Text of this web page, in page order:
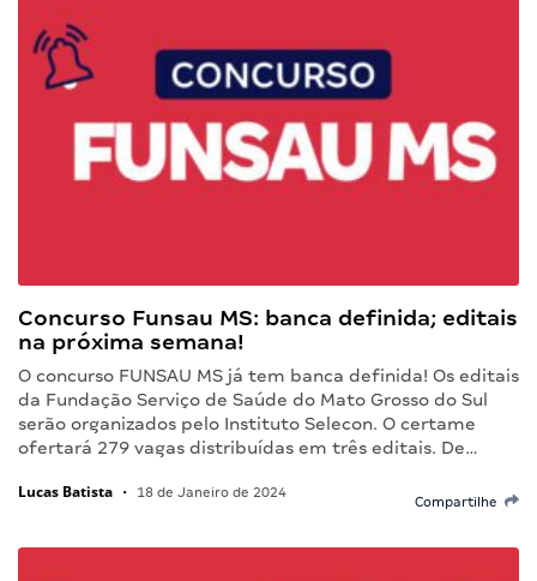
Concurso Funsau MS: banca definida; editais
na próxima semana!
O concurso FUNSAU MS já tem banca definida! Os editais
da Fundação Serviço de Saúde do Mato Grosso do Sul
serão organizados pelo Instituto Selecon. O certame
ofertará 279 vagas distribuídas em três editais. De…
Lucas Batista • 18 de Janeiro de 2024
Compartilhe